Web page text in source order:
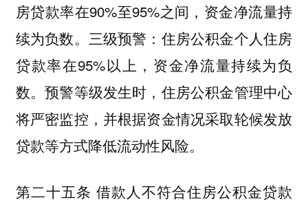
房贷款率在90%至95%之间，资金净流量持
续为负数。三级预警：住房公积金个人住房
贷款率在95%以上，资金净流量持续为负
数。预警等级发生时，住房公积金管理中心
将严密监控，并根据资金情况采取轮候发放
贷款等方式降低流动性风险。
第二十五条 借款人不符合住房公积金贷款